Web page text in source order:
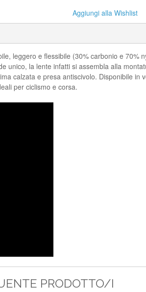
Aggiungi alla Wishlist
leggero e flessibile (30% carbonio e 70%
unico, la lente infatti si assembla alla
calzata e presa antiscivolo. Disponibile
per ciclismo e corsa.
PRODOTTO/I